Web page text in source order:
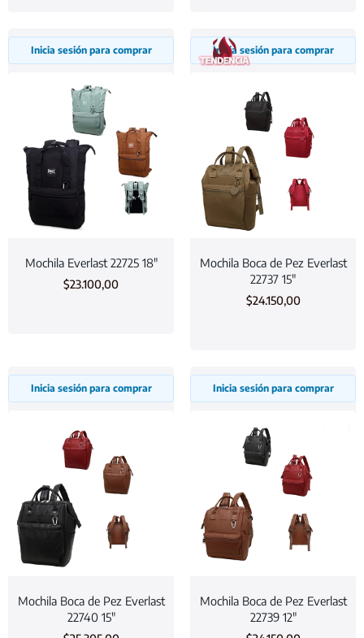
Inicia sesión para comprar
Mochila Everlast 22725 18″
$23.100,00
Inicia sesión para comprar
Mochila Boca de Pez Everlast
22737 15″
$24.150,00
Inicia sesión para comprar
Mochila Boca de Pez Everlast
22740 15″
Inicia sesión para comprar
Mochila Boca de Pez Everlast
22739 12″